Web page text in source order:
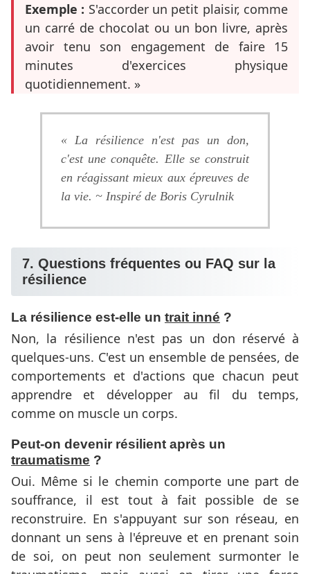
Exemple : S'accorder un petit plaisir, comme
un carré de chocolat ou un bon livre, après
avoir tenu son engagement de faire 15
minutes d'exercices physique
quotidiennement. »
« La résilience n'est pas un don,
c'est une conquête. Elle se construit
en réagissant mieux aux épreuves de
la vie. ~ Inspiré de Boris Cyrulnik
7. Questions fréquentes ou FAQ sur la
résilience
La résilience est-elle un trait inné ?
Non, la résilience n'est pas un don réservé à
quelques-uns. C'est un ensemble de pensées, de
comportements et d'actions que chacun peut
apprendre et développer au fil du temps,
comme on muscle un corps.
Peut-on devenir résilient après un
traumatisme ?
Oui. Même si le chemin comporte une part de
souffrance, il est tout à fait possible de se
reconstruire. En s'appuyant sur son réseau, en
donnant un sens à l'épreuve et en prenant soin
de soi, on peut non seulement surmonter le